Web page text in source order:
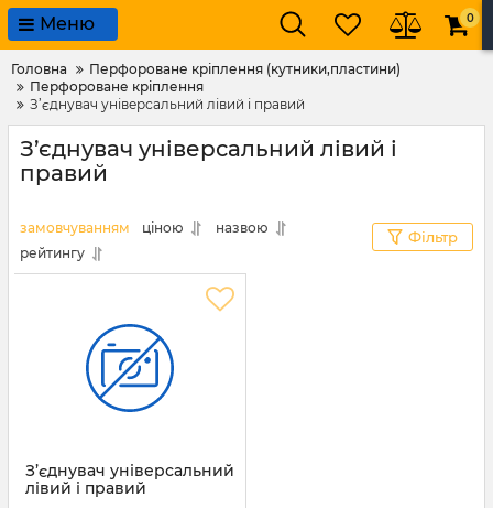
Меню 0
Головна
Перфороване кріплення (кутники,пластини)
Перфороване кріплення
З’єднувач універсальний лівий і правий
З’єднувач універсальний лівий і
правий
замовчуванням ціною
назвою
рейтингу
Фільтр
З’єднувач універсальний
лівий і правий